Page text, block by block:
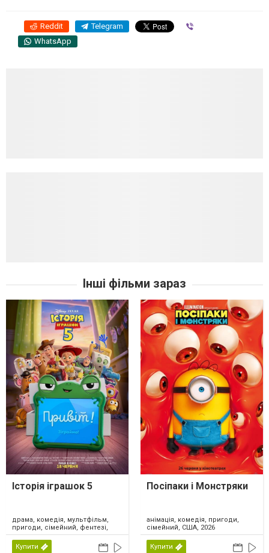
Reddit Telegram
WhatsApp
Інші фільми зараз
Історія іграшок 5
драма, комедія, мультфільм,
пригоди, сімейний, фентезі,
США, 2026
Купити
Посіпаки і Монстряки
анімація, комедія, пригоди,
сімейний, США, 2026
Купити